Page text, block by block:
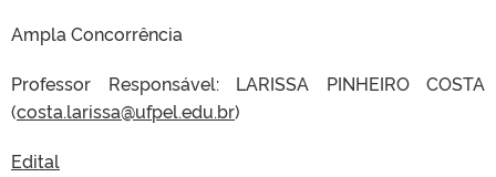
Ampla Concorrência
Professor Responsável: LARISSA PINHEIRO COSTA
(costa.larissa@ufpel.edu.br)
Edital